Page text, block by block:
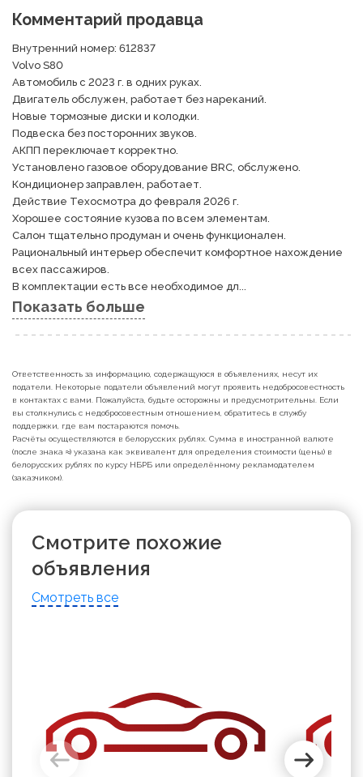
Комментарий продавца
Внутренний номер: 612837
Volvo S80
Автомобиль с 2023 г. в одних руках.
Двигатель обслужен, работает без нареканий.
Новые тормозные диски и колодки.
Подвеска без посторонних звуков.
АКПП переключает корректно.
Установлено газовое оборудование BRC, обслужено.
Кондиционер заправлен, работает.
Действие Техосмотра до февраля 2026 г.
Хорошее состояние кузова по всем элементам.
Салон тщательно продуман и очень функционален.
Рациональный интерьер обеспечит комфортное нахождение
всех пассажиров.
В комплектации есть все необходимое дл...
Показать больше
Ответственность за информацию, содержащуюся в объявлениях, несут их
податели. Некоторые податели объявлений могут проявить недобросовестность
в контактах с вами. Пожалуйста, будьте осторожны и предусмотрительны. Если
вы столкнулись с недобросовестным отношением, обратитесь в службу
поддержки, где вам постараются помочь.
Расчёты осуществляются в белорусских рублях. Сумма в иностранной валюте
(после знака ≈) указана как эквивалент для определения стоимости (цены) в
белорусских рублях по курсу НБРБ или определённому рекламодателем
(заказчиком).
Смотрите похожие
объявления
Смотреть все